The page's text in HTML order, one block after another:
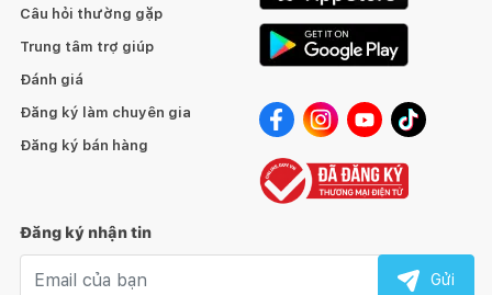
Câu hỏi thường gặp
Trung tâm trợ giúp
Đánh giá
Đăng ký làm chuyên gia
Đăng ký bán hàng
Đăng ký nhận tin
Gửi